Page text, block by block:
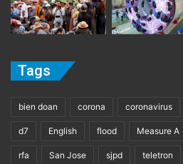
Tags
bien doan corona coronavirus
d7 English flood Measure A
rfa San Jose sjpd teletron